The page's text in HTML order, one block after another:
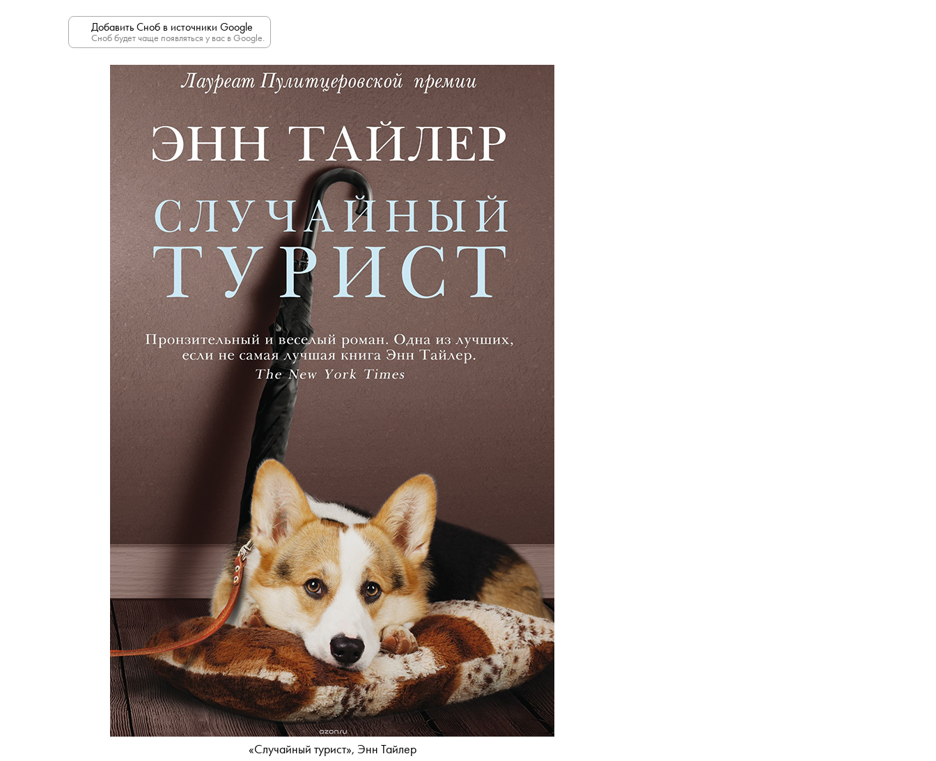
Добавить Сноб в источники Google
Сноб будет чаще появляться у вас в Google.
«Случайный турист», Энн Тайлер